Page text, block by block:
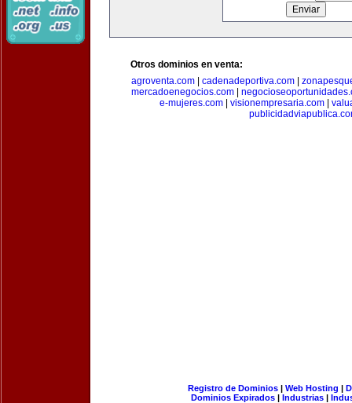
Otros dominios en venta:
agroventa.com
cadenadeportiva.com
mercadoenegocios.com
e-mujeres.com
visionempresaria.com
Registro de Dominios| Web Hosting |
Dominios Expirados | Industrias |